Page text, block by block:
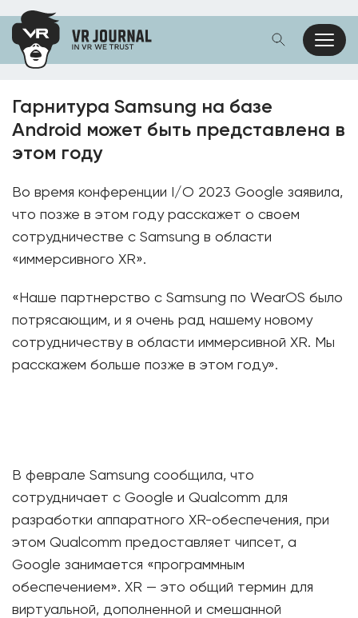
Гарнитура Samsung на базе
Android может быть представлена в
этом году
Во время конференции I/O 2023 Google заявила,
что позже в этом году расскажет о своем
сотрудничестве с Samsung в области
«иммерсивного XR».
«Наше партнерство с Samsung по WearOS было
потрясающим, и я очень рад нашему новому
сотрудничеству в области иммерсивной XR. Мы
расскажем больше позже в этом году».
В феврале Samsung сообщила, что
сотрудничает с Google и Qualcomm для
разработки аппаратного XR-обеспечения, при
этом Qualcomm предоставляет чипсет, а
Google занимается «программным
обеспечением». XR — это общий термин для
виртуальной, дополненной и смешанной